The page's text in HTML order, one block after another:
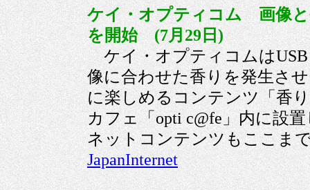
ケイ・オプティコム 画像
を開始 (7月29日)
ケイ・オプティコムはUSB
像に合わせた香りを発生さ
に楽しめるコンテンツ「香
カフェ「opti c@fe」内に設
ネットコンテンツもここ
JapanInternet